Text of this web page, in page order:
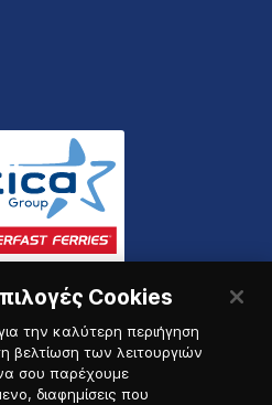
Cookies
την καλύτερη περιήγηση
βελτίωση των λειτουργιών
σου παρέχουμε
διαφημίσεις που